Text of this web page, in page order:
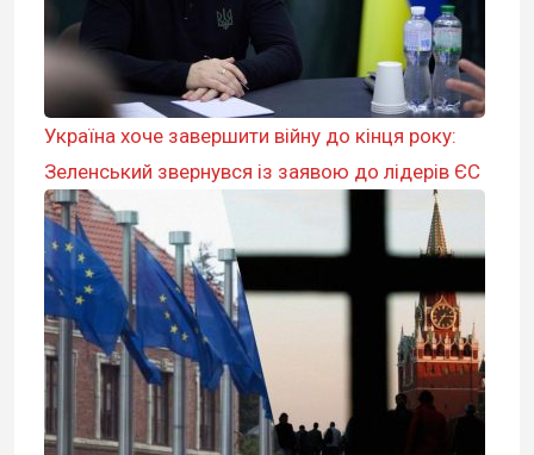
Україна хоче завершити війну до кінця року:
Зеленський звернувся із заявою до лідерів ЄС